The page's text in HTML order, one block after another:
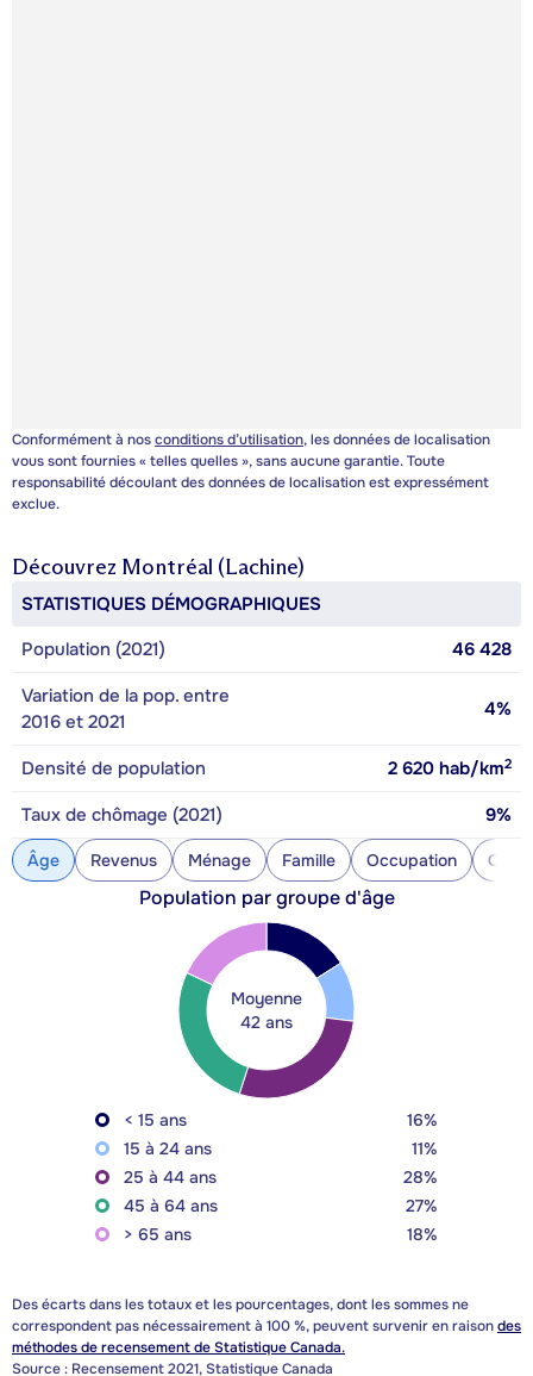
Conformément à nosconditions d’utilisation, les données de localisation
vous sont fournies « telles quelles », sans aucune garantie. Toute
responsabilité découlant des données de localisation est expressément
exclue.
Découvrez Montréal (Lachine)
STATISTIQUES DÉMOGRAPHIQUES
Population (2021)
46 428
Variation de la pop. entre
2016 et 2021
4%
Densité de population 2 620 hab/km2
Taux de chômage (2021) 9%
Âge Revenus Ménage Famille Occupation
Population par groupe d'âge
Moyenne
42 ans
< 15 ans
16%
15 à 24 ans
11%
25 à 44 ans
28%
45 à 64 ans
27%
> 65 ans
18%
Des écarts dans les totaux et les pourcentages, dont les sommes ne
correspondent pas nécessairement à 100 %, peuvent survenir en raisondes
méthodes de recensement de Statistique Canada.
Source : Recensement 2021, Statistique Canada